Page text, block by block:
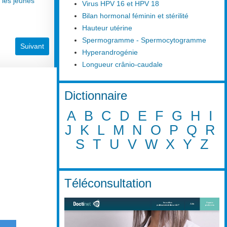
Article suivant : Pilule contraceptive
Suivant
Virus HPV 16 et HPV 18
Bilan hormonal féminin et stérilité
Hauteur utérine
Spermogramme - Spermocytogramme
Hyperandrogénie
Longueur crânio-caudale
Dictionnaire
A B C D E F G H
I
J
K L M N O P Q
R
S T U V W X Y Z
Téléconsultation